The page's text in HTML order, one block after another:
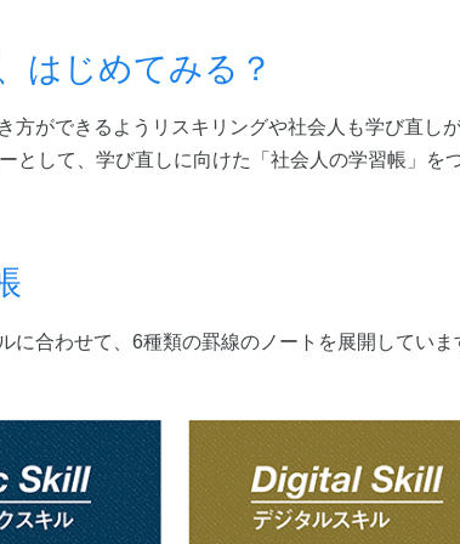
はじめてみる？
方ができるようリスキリングや社会人も学び直し
として、学び直しに向けた「社会人の学習帳」を
に合わせて、6種類の罫線のノートを展開していま